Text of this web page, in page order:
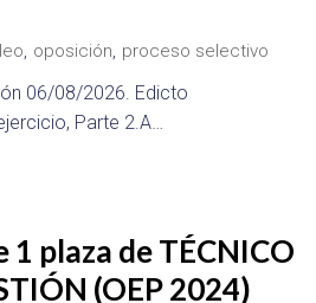
, oposición, proceso selectivo
06/08/2026. Edicto
Parte 2.A…
plaza de TÉCNICO
(OEP 2024)